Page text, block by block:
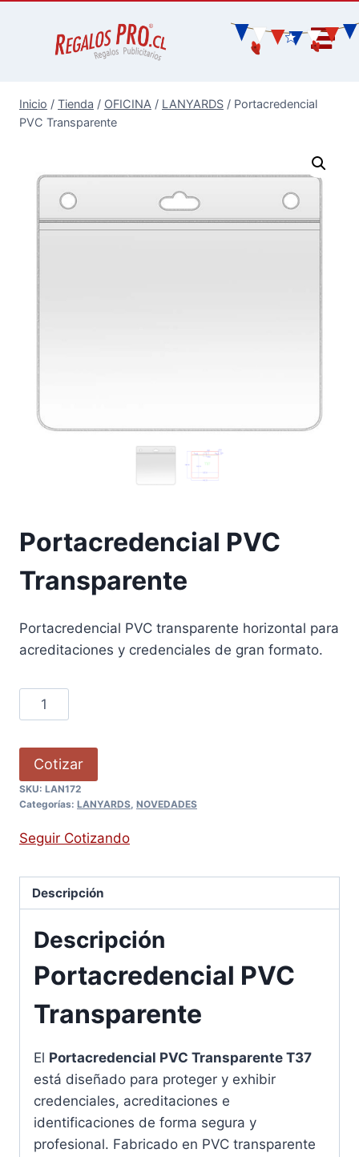
Inicio / Tienda / OFICINA / LANYARDS / Portacredencial
PVC Transparente
Portacredencial PVC
Transparente
Portacredencial PVC transparente horizontal para
acreditaciones y credenciales de gran formato.
Cotizar
SKU: LAN172
Categorías: LANYARDS, NOVEDADES
Seguir Cotizando
Descripción
Descripción
Portacredencial PVC
Transparente
El Portacredencial PVC Transparente T37
está diseñado para proteger y exhibir
credenciales, acreditaciones e
identificaciones de forma segura y
profesional. Fabricado en PVC transparente